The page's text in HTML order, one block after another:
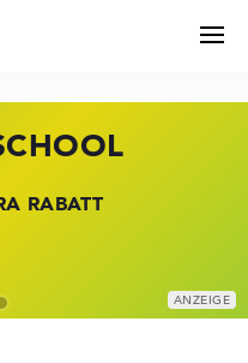
RABATT
BEI HP
DEALS